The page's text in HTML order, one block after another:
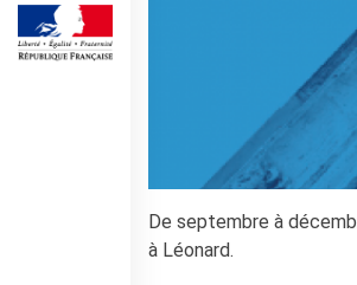
CINÉMA ET
La Francia al Cinema
Rendez-vous
Residenza XR
LIVRES
DÉBATS D'IDÉES
De septembre à
à Léonard.